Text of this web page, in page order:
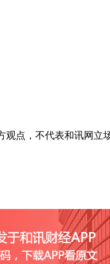
点，不代表和讯网立